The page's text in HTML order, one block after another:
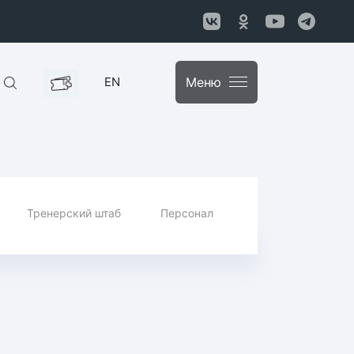
EN Меню
Тренерский штаб Персонал